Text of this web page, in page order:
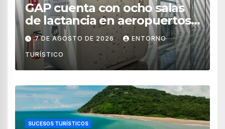
GAP cuenta con ocho salas
de lactancia en aeropuertos
de México
7 DE AGOSTO DE 2026 ENTORNO
TURÍSTICO
SUCESOS TURÍSTICOS